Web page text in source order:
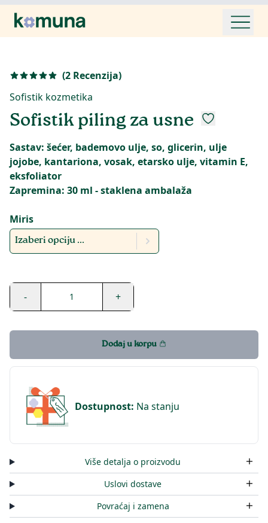
(2 Recenzija)
Sofistik kozmetika
Sofistik piling za usne
Sastav: šećer, bademovo ulje, so, glicerin, ulje
jojobe, kantariona, vosak, etarsko ulje, vitamin E,
eksfoliator
Zapremina: 30 ml - staklena ambalaža
Miris
Izaberi opciju ...
- 1 +
Dodaj u korpu
Dostupnost: Na stanju
Više detalja o proizvodu
Uslovi dostave
Povraćaj i zamena